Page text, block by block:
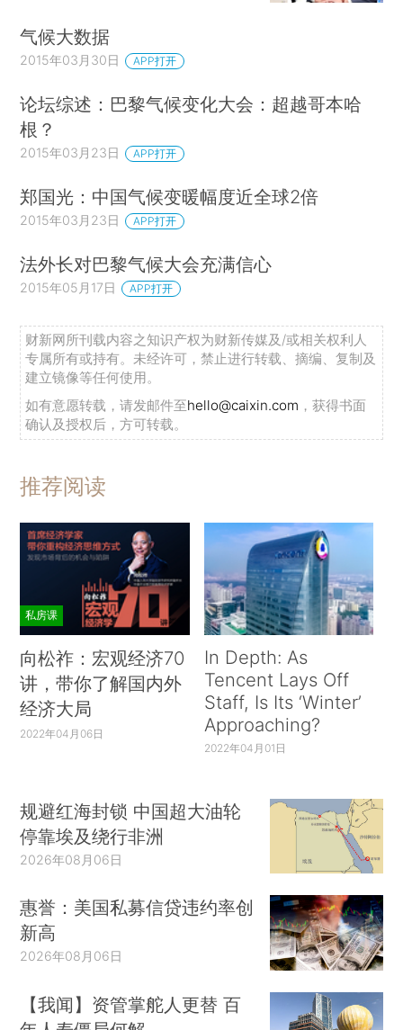
气候大数据
2015年03月30日 APP打开
论坛综述：巴黎气候变化大会：超越哥本哈
根？
2015年03月23日 APP打开
郑国光：中国气候变暖幅度近全球2倍
2015年03月23日 APP打开
法外长对巴黎气候大会充满信心
2015年05月17日 APP打开
财新网所刊载内容之知识产权为财新传媒及/或相关权利人
专属所有或持有。未经许可，禁止进行转载、摘编、复制及
建立镜像等任何使用。
如有意愿转载，请发邮件至hello@caixin.com ，获得书面
确认及授权后，方可转载。
推荐阅读
私房课
向松祚：宏观经济70
讲，带你了解国内外
经济大局
2022年04月06日
In Depth: As
Tencent Lays Off
Staff, Is Its ‘Winter’
Approaching?
2022年04月01日
规避红海封锁 中国超大油轮
停靠埃及绕行非洲
2026年08月06日
惠誉：美国私募信贷违约率创
新高
2026年08月06日
【我闻】资管掌舵人更替 百